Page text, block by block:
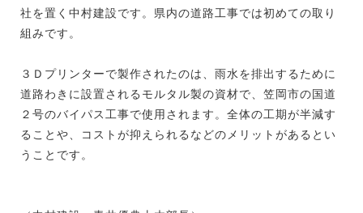
社を置く中村建設です。県内の道路工事では初めての取り
組みです。
３Ｄプリンターで製作されたのは、雨水を排出するために
道路わきに設置されるモルタル製の資材で、笠岡市の国道
２号のバイパス工事で使用されます。全体の工期が半減す
ることや、コストが抑えられるなどのメリットがあるとい
うことです。